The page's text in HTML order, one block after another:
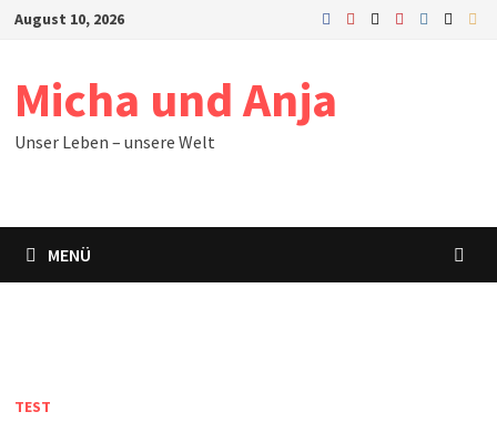
August 10, 2026
Micha und Anja
Unser Leben – unsere Welt
MENÜ
TEST